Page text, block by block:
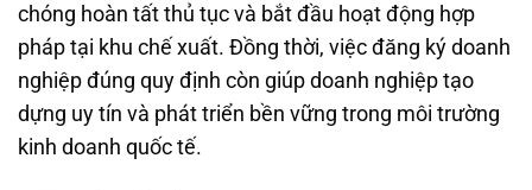
chóng hoàn tất thủ tục và bắt đầu hoạt động hợp
pháp tại khu chế xuất. Đồng thời, việc đăng ký doanh
nghiệp đúng quy định còn giúp doanh nghiệp tạo
dựng uy tín và phát triển bền vững trong môi trường
kinh doanh quốc tế.